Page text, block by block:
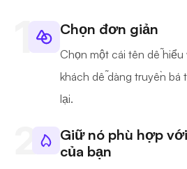
Chọn đơn giản
Chọn một cái tên dễ
khách dễ dàng truyền bá
lại.
Giữ nó phù hợp
của bạn